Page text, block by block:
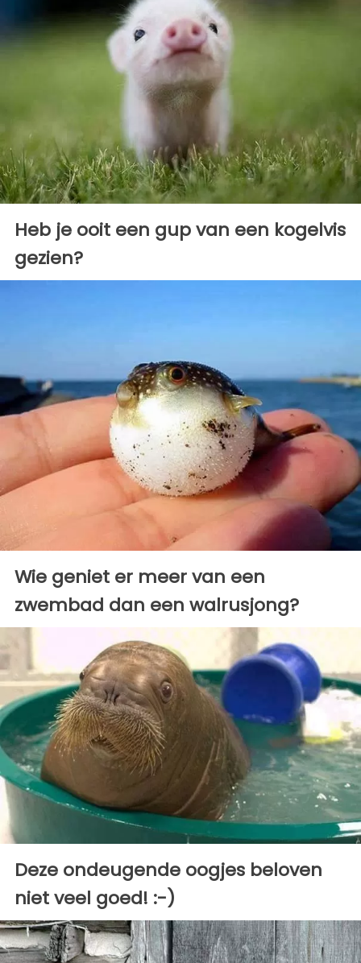
Heb je ooit een gup van een kogelvis
gezien?
Wie geniet er meer van een
zwembad dan een walrusjong?
Deze ondeugende oogjes beloven
niet veel goed! :-)